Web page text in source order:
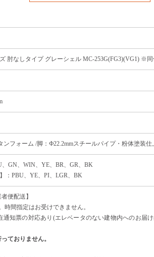
肘なしタイプ グレーシェル MC-253G(FG3)(VG1) ※同
ンフォーム /脚：Ф22.2mmスチールパイプ・粉体塗装
、GN、WIN、YE、BR、GR、BK
：PBU、YE、PI、LGR、BK
便配送】
時間指定はお受けできません。
知票の対応あり(エレベータのない建物内へのお届
ておりません。